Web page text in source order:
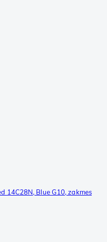
14C28N, Blue G10, zakmes